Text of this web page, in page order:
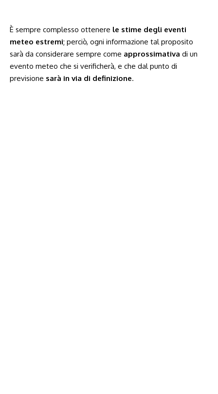
È sempre complesso ottenere le stime degli eventi
meteo estremi; perciò, ogni informazione tal proposito
sarà da considerare sempre come approssimativa di un
evento meteo che si verificherà, e che dal punto di
previsione sarà in via di definizione.